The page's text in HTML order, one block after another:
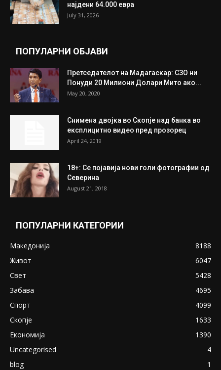
најдени 64.000 евра
July 31, 2026
ПОПУЛАРНИ ОБЈАВИ
Претседателот на Мадагаскар: СЗО ни
Понуди 20 Милиони Долари Мито ако...
May 20, 2020
Снимена двојка во Скопје над банка во
експлицитно видео пред прозорец
April 24, 2019
18+: Се појавија нови голи фотографии од
Северина
August 21, 2018
ПОПУЛАРНИ КАТЕГОРИИ
Македонија
8188
Живот
6047
Свет
5428
Забава
4695
Спорт
4099
Скопје
1633
Економија
1390
Uncategorised
4
blog
1